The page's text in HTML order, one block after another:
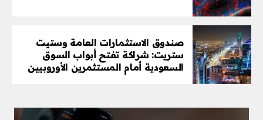
صندوق الاستثمارات العامة وستيت
ستريت: شراكة تفتح أبواب السوق
السعودية أمام المستثمرين الأوروبيين